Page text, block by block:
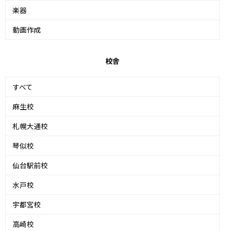
楽器
動画作成
校舎
すべて
麻生校
札幌大通校
琴似校
仙台駅前校
水戸校
宇都宮校
高崎校